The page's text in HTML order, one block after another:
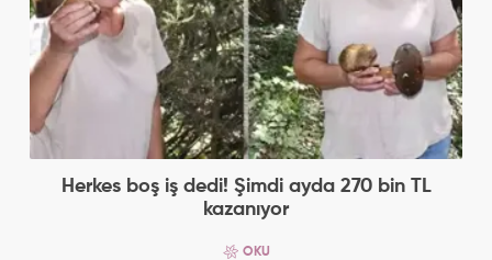
Herkes boş iş dedi! Şimdi ayda 270 bin TL
kazanıyor
OKU